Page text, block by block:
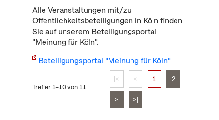
Alle Veranstaltungen mit/zu
Öffentlichkeitsbeteiligungen in Köln finden
Sie auf unserem Beteiligungsportal
"Meinung für Köln".
Beteiligungsportal "Meinung für Köln"
Treffer 1–10 von 11
|< < 1 2
> >|